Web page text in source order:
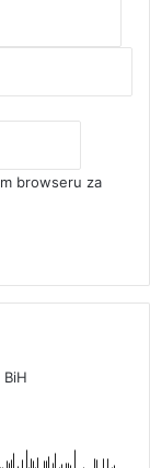
browseru za